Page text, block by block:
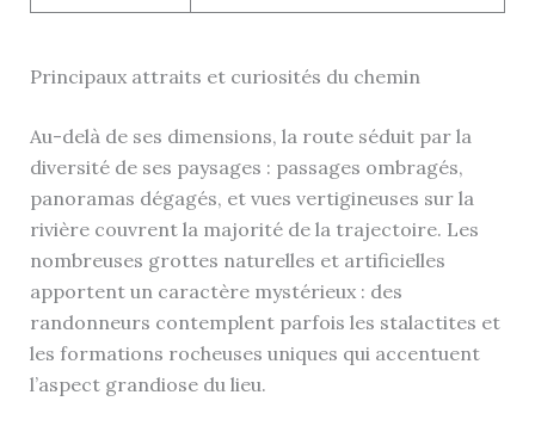
Principaux attraits et curiosités du chemin
Au-delà de ses dimensions, la route séduit par la
diversité de ses paysages : passages ombragés,
panoramas dégagés, et vues vertigineuses sur la
rivière couvrent la majorité de la trajectoire. Les
nombreuses grottes naturelles et artificielles
apportent un caractère mystérieux : des
randonneurs contemplent parfois les stalactites et
les formations rocheuses uniques qui accentuent
l’aspect grandiose du lieu.